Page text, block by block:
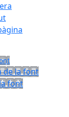
de la font
font